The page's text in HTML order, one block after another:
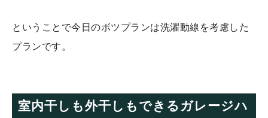
ということで今日のボツプランは洗濯動線を考慮した
プランです。
室内干しも外干しもできるガレージハ